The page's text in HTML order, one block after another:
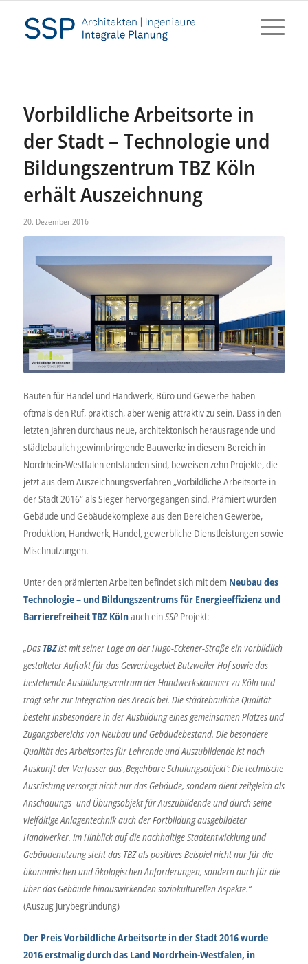
Vorbildliche Arbeitsorte in
der Stadt – Technologie und
Bildungszentrum TBZ Köln
erhält Auszeichnung
20. Dezember 2016
Bauten für Handel und Handwerk, Büro und Gewerbe haben
oftmals den Ruf, praktisch, aber wenig attraktiv zu sein. Dass in den
letzten Jahren durchaus neue, architektonisch herausragende und
städtebaulich gewinnbringende Bauwerke in diesem Bereich in
Nordrhein-Westfalen entstanden sind, beweisen zehn Projekte, die
jetzt aus dem Auszeichnungsverfahren „Vorbildliche Arbeitsorte in
der Stadt 2016“ als Sieger hervorgegangen sind. Prämiert wurden
Gebäude und Gebäudekomplexe aus den Bereichen Gewerbe,
Produktion, Handwerk, Handel, gewerbliche Dienstleistungen sowie
Mischnutzungen.
Unter den prämierten Arbeiten befindet sich mit dem Neubau des
Technologie – und Bildungszentrums für Energieeffizienz und
Barrierefreiheit TBZ Kölnauch einSSPProjekt:
„Das TBZist mit seiner Lage an der Hugo-Eckener-Straße ein vorbildlich
gestalteter Auftakt für das Gewerbegebiet Butzweiler Hof sowie das
bestehende Ausbildungszentrum der Handwerkskammer zu Köln und
trägt sehr zur Integration des Areals bei. Die städtebauliche Qualität
besteht insbesondere in der Ausbildung eines gemeinsamen Platzes und
Zugangsbereichs von Neubau und Gebäudebestand. Die besondere
Qualität des Arbeitsortes für Lehrende und Auszubildende ist nach
Auskunft der Verfasser das ‚Begehbare Schulungsobjekt‘: Die technische
Ausrüstung versorgt nicht nur das Gebäude, sondern dient zeitgleich als
Anschauungs- und Übungsobjekt für Auszubildende und durch seine
vielfältige Anlagentechnik auch der Fortbildung ausgebildeter
Handwerker. Im Hinblick auf die nachhaltige Stadtentwicklung und
Gebäudenutzung steht das TBZ als positives Beispiel nicht nur für die
ökonomischen und ökologischen Anforderungen, sondern auch für die
über das Gebäude hinauswirkenden soziokulturellen Aspekte.“
(Auszug Jurybegründung)
Der Preis Vorbildliche Arbeitsorte in der Stadt 2016 wurde
2016 erstmalig durch das Land Nordrhein-Westfalen, in